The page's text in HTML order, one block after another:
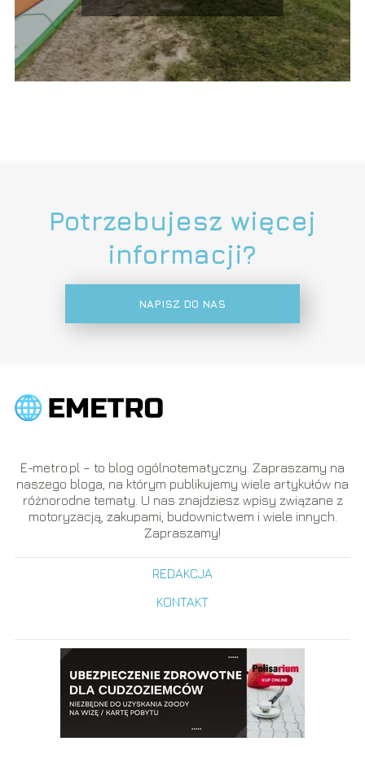
Potrzebujesz więcej
informacji?
NAPISZ DO NAS
E-metro.pl – to blog ogólnotematyczny. Zapraszamy na
naszego bloga, na którym publikujemy wiele artykułów na
różnorodne tematy. U nas znajdziesz wpisy związane z
motoryzacją, zakupami, budownictwem i wiele innych.
Zapraszamy!
REDAKCJA
KONTAKT